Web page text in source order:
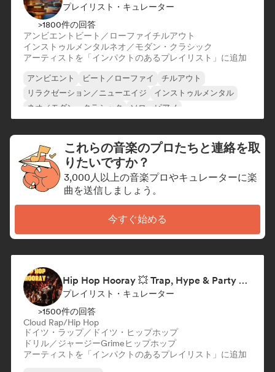
プレイリスト・キュレーター
>1800件の回答
アンビエント ビート／ローファイチルアウト
インストゥルメンタルネオ／モダン・クラシック
アーティストを「インパクトのあるプレイリスト」に追加
アンビエント ビート／ローファイ
チルアウト
リラクゼーション／ニューエイジ
インストゥルメンタル
ネオ／モダン・クラシック
ソロ・ピアノ
これらの音楽のプロたちと連絡を取
りたいですか？
3,000人以上の音楽プロやキュレーターに楽
曲を送信しましょう。
今すぐ始める
Hip Hop Hooray 💥 Trap, Hype & Party Rap Bangers
プレイリスト・キュレーター
>1500件の回答
Cloud Rap/Hip Hop
ドイツ・ラップ／ドイツ・ヒップホップ
ドリル／ジャージーGrimeヒップホップ
アーティストを「インパクトのあるプレイリスト」に追加